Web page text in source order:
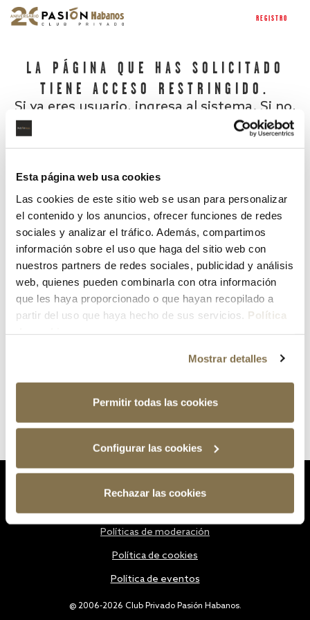
Esta página web usa cookies
Las cookies de este sitio web se usan para personalizar
el contenido y los anuncios, ofrecer funciones de redes
sociales y analizar el tráfico. Además, compartimos
información sobre el uso que haga del sitio web con
nuestros partners de redes sociales, publicidad y análisis
web, quienes pueden combinarla con otra información
que les haya proporcionado o que hayan recopilado a
partir del uso que haya hecho de sus servicios. Política
Mostrar detalles
Permitir todas las cookies
Configurar las cookies
Rechazar las cookies
REGISTRO
LA PÁGINA QUE HAS SOLICITADO
TIENE ACCESO RESTRINGIDO.
Si ya eres usuario, ingresa al sistema. Si no,
¿Has olvidado tu contraseña?
@ 2006-2026 Club Privado Pasión Habanos.
Políticas de moderación
Política de cookies
Política de eventos